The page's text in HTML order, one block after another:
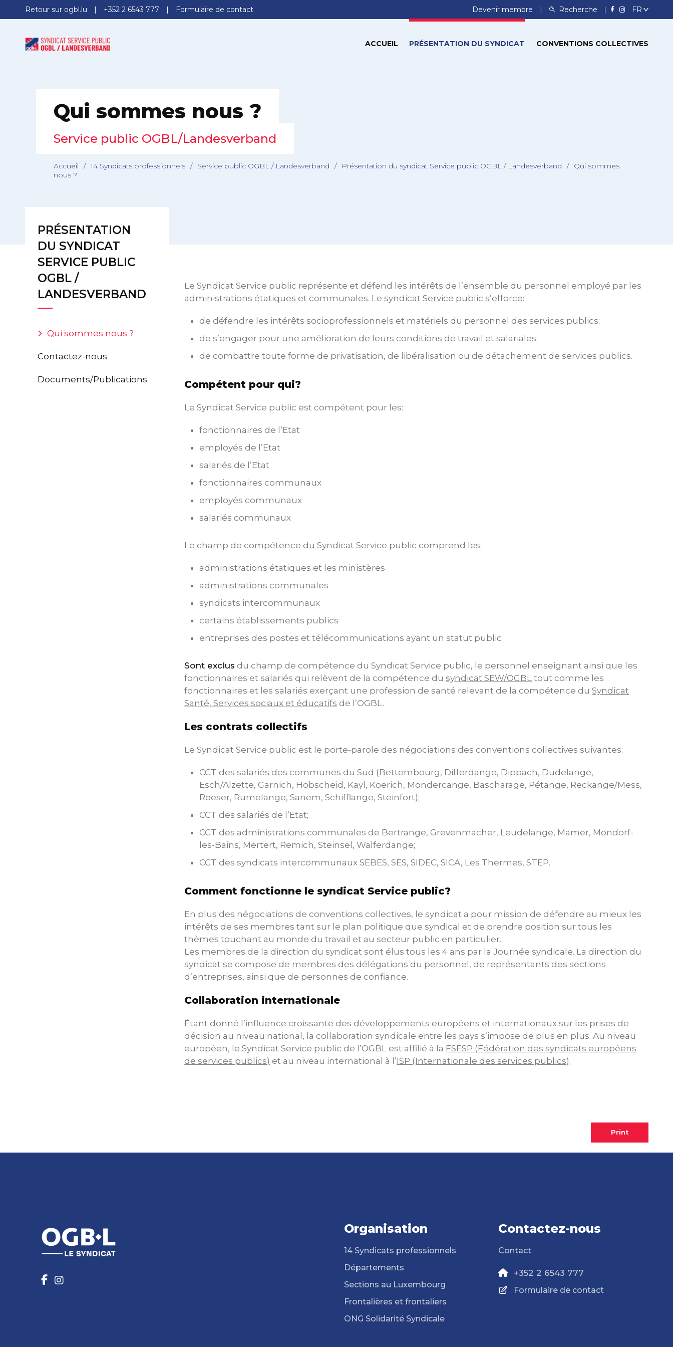
Retour sur ogbl.lu +352 2 6543 777 Formulaire de contact Devenir membre Recherche
ACCUEIL PRÉSENTATION DU SYNDICAT CONVENTIONS COLLECTIVES
Qui sommes nous ?
Service public OGBL/Landesverband
Accueil / 14 Syndicats professionnels / Service public OGBL / Landesverband / Présentation du syndicat Service public OGBL / Landesverband /
Qui sommes
nous ?
PRÉSENTATION
DU SYNDICAT
SERVICE PUBLIC
OGBL /
LANDESVERBAND
Qui sommes nous ?
Contactez-nous
Documents/Publications
Le Syndicat Service public représente et défend les intérêts de l’ensemble du personnel employé par les
administrations étatiques et communales. Le syndicat Service public s’efforce:
de défendre les intérêts socioprofessionnels et matériels du personnel des services publics;
de s’engager pour une amélioration de leurs conditions de travail et salariales;
de combattre toute forme de privatisation, de libéralisation ou de détachement de services publics.
Compétent pour qui?
Le Syndicat Service public est compétent pour les:
fonctionnaires de l’Etat
employés de l’Etat
salariés de l’Etat
fonctionnaires communaux
employés communaux
salariés communaux
Le champ de compétence du Syndicat Service public comprend les:
administrations étatiques et les ministères
administrations communales
syndicats intercommunaux
certains établissements publics
entreprises des postes et télécommunications ayant un statut public
Sont exclus du champ de compétence du Syndicat Service public, le personnel enseignant ainsi que les
fonctionnaires et salariés qui relèvent de la compétence dusyndicat SEW/OGBL tout comme les
fonctionnaires et les salariés exerçant une profession de santé relevant de la compétence duSyndicat
Santé, Services sociaux et éducatifs de l’OGBL.
Les contrats collectifs
Le Syndicat Service public est le porte-parole des négociations des conventions collectives suivantes:
CCT des salariés des communes du Sud (Bettembourg, Differdange, Dippach, Dudelange,
Esch/Alzette, Garnich, Hobscheid, Kayl, Koerich, Mondercange, Bascharage, Pétange, Reckange/Mess,
Roeser, Rumelange, Sanem, Schifflange, Steinfort);
CCT des salariés de l’Etat;
CCT des administrations communales de Bertrange, Grevenmacher, Leudelange, Mamer, Mondorf-
les-Bains, Mertert, Remich, Steinsel, Walferdange;
CCT des syndicats intercommunaux SEBES, SES, SIDEC, SICA, Les Thermes, STEP.
Comment fonctionne le syndicat Service public?
En plus des négociations de conventions collectives, le syndicat a pour mission de défendre au mieux les
intérêts de ses membres tant sur le plan politique que syndical et de prendre position sur tous les
thèmes touchant au monde du travail et au secteur public en particulier.
Les membres de la direction du syndicat sont élus tous les 4 ans par la Journée syndicale. La direction du
syndicat se compose de membres des délégations du personnel, de représentants des sections
d’entreprises, ainsi que de personnes de confiance.
Collaboration internationale
Étant donné l’influence croissante des développements européens et internationaux sur les prises de
décision au niveau national, la collaboration syndicale entre les pays s’impose de plus en plus. Au niveau
européen, le Syndicat Service public de l’OGBL est affilié à la FSESP (Fédération des syndicats européens
de services publics) et au niveau international à l’ISP (Internationale des services publics).
Print
Organisation
14 Syndicats professionnels
Départements
Sections au Luxembourg
Frontalières et frontaliers
ONG Solidarité Syndicale
Contactez-nous
Contact
+352 2 6543 777
Formulaire de contact